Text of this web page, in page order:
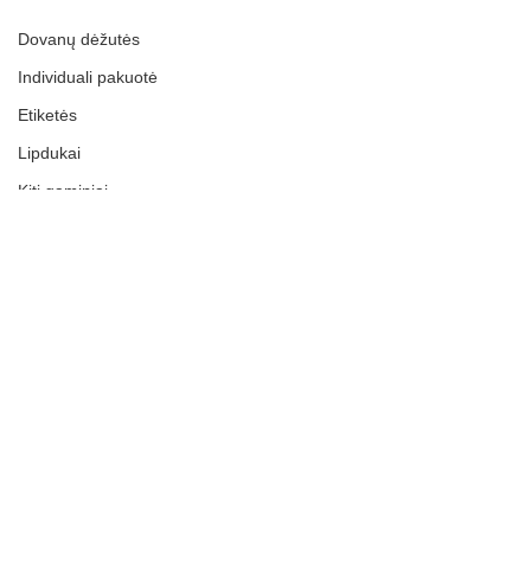
Dovanų dėžutės
Individuali pakuotė
Etiketės
Lipdukai
Kiti gaminiai